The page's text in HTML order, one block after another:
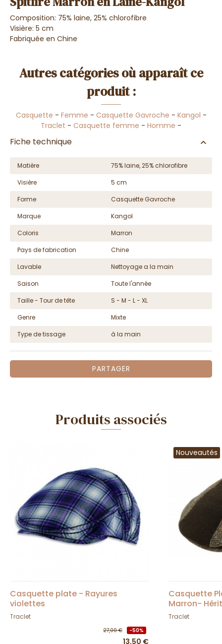
Composition: 75% laine, 25% chlorofibre
Visière: 5 cm
Fabriquée en Chine
Autres catégories où apparaît ce
produit :
Casquette - Femme - Casquette Gavroche - Kangol -
Traclet - Casquette femme - Homme -
Fiche technique
Matière
75% laine, 25% chlorofibre
Visière
5 cm
Forme
Casquette Gavroche
Marque
Kangol
Coloris
Marron
Pays de fabrication
Chine
Lavable
Nettoyage a la main
Saison
Toute l'année
Taille - Tour de tête
S - M - L - XL
Genre
Mixte
Type de tissage
à la main
PARTAGER
Produits associés
Casquette plate - Rayures
violettes
Traclet
27,00 € -50%
13,50 €
Nouveautés
Casquette
Marron-
Traclet